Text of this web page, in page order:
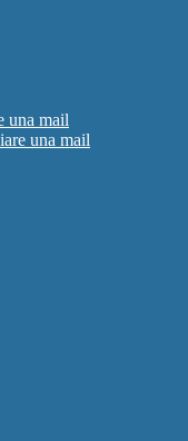
una mail
una mail